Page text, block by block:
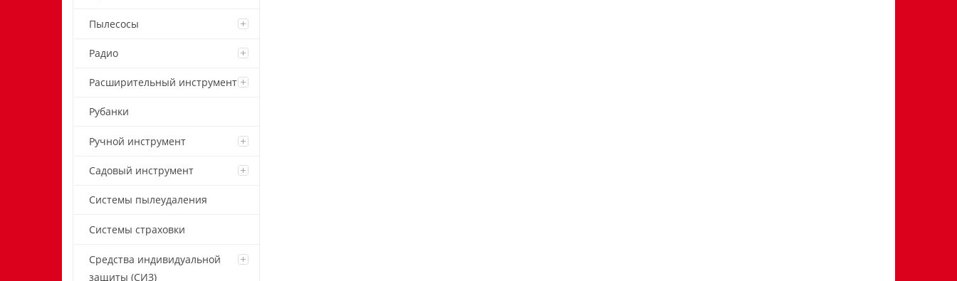
Пылесосы
Радио
Расширительный инструмент
Рубанки
Ручной инструмент
Садовый инструмент
Системы пылеудаления
Системы страховки
Средства индивидуальной
защиты (СИЗ)